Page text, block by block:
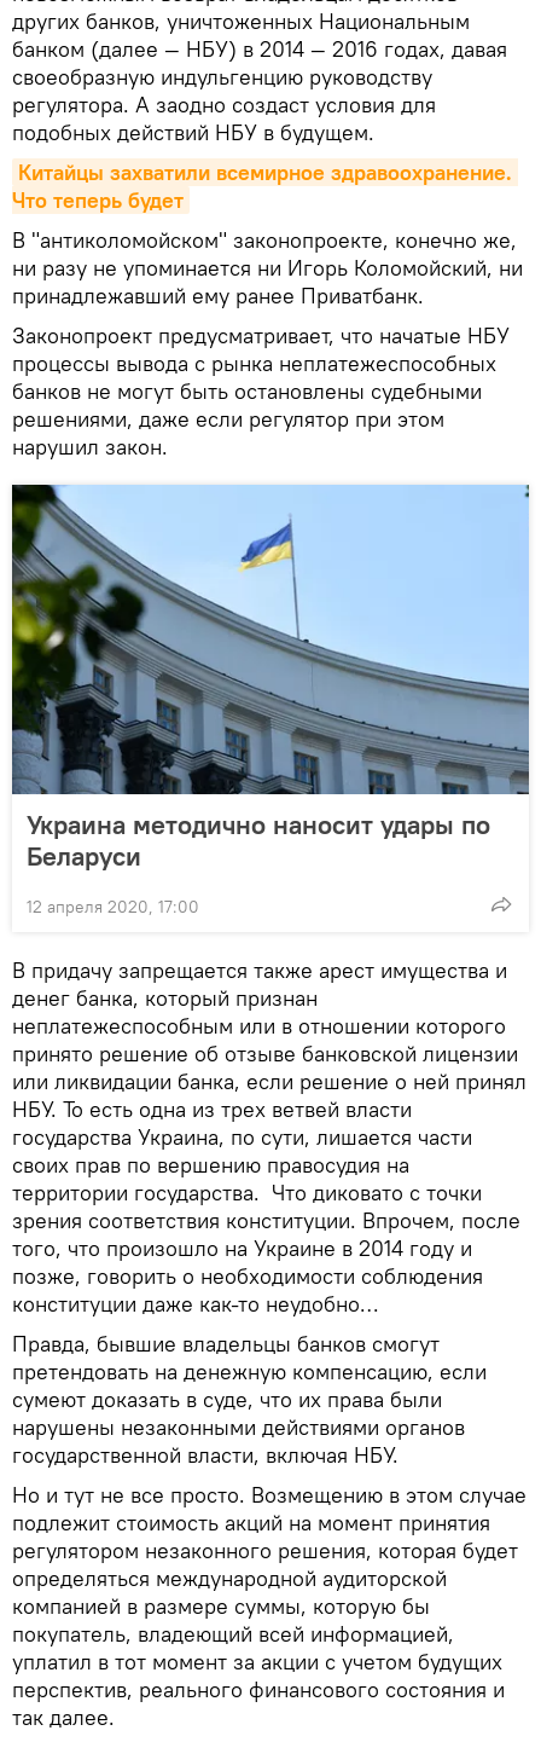
других банков, уничтоженных Национальным
банком (далее — НБУ) в 2014 — 2016 годах, давая
своеобразную индульгенцию руководству
регулятора. А заодно создаст условия для
подобных действий НБУ в будущем.
Китайцы захватили всемирное здравоохранение.
Что теперь будет
В "антиколомойском" законопроекте, конечно же,
ни разу не упоминается ни Игорь Коломойский, ни
принадлежавший ему ранее Приватбанк.
Законопроект предусматривает, что начатые НБУ
процессы вывода с рынка неплатежеспособных
банков не могут быть остановлены судебными
решениями, даже если регулятор при этом
нарушил закон.
Украина методично наносит удары по
Беларуси
12 апреля 2020, 17:00
В придачу запрещается также арест имущества и
денег банка, который признан
неплатежеспособным или в отношении которого
принято решение об отзыве банковской лицензии
или ликвидации банка, если решение о ней принял
НБУ. То есть одна из трех ветвей власти
государства Украина, по сути, лишается части
своих прав по вершению правосудия на
территории государства. Что диковато с точки
зрения соответствия конституции. Впрочем, после
того, что произошло на Украине в 2014 году и
позже, говорить о необходимости соблюдения
конституции даже как-то неудобно…
Правда, бывшие владельцы банков смогут
претендовать на денежную компенсацию, если
сумеют доказать в суде, что их права были
нарушены незаконными действиями органов
государственной власти, включая НБУ.
Но и тут не все просто. Возмещению в этом случае
подлежит стоимость акций на момент принятия
регулятором незаконного решения, которая будет
определяться международной аудиторской
компанией в размере суммы, которую бы
покупатель, владеющий всей информацией,
уплатил в тот момент за акции с учетом будущих
перспектив, реального финансового состояния и
так далее.